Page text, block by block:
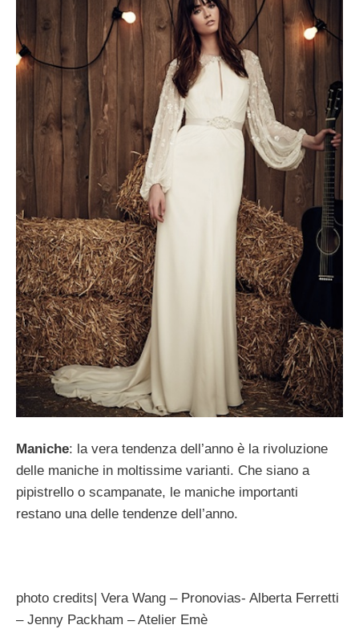
Maniche: la vera tendenza dell’anno è la rivoluzione
delle maniche in moltissime varianti. Che siano a
pipistrello o scampanate, le maniche importanti
restano una delle tendenze dell’anno.
photo credits| Vera Wang – Pronovias- Alberta Ferretti
– Jenny Packham – Atelier Emè